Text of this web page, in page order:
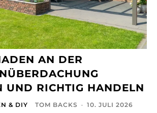
AN DER
UND RICHTIG HANDELN
& DIY TOM BACKS - 10. JULI 2026